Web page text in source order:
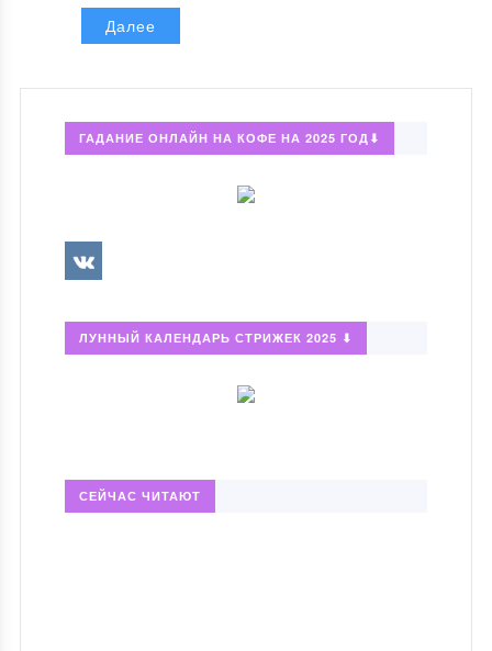
Далее
ГАДАНИЕ ОНЛАЙН НА КОФЕ НА 2025 ГОД⬇
ЛУННЫЙ КАЛЕНДАРЬ СТРИЖЕК 2025 ⬇
СЕЙЧАС ЧИТАЮТ